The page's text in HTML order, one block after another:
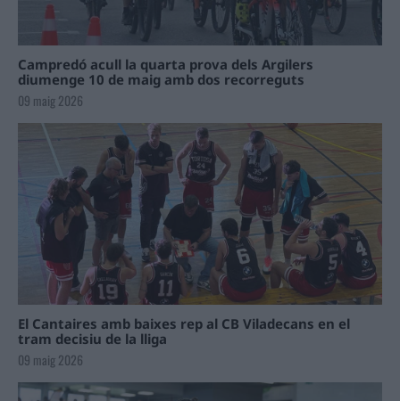
Campredó acull la quarta prova dels Argilers
diumenge 10 de maig amb dos recorreguts
09 maig 2026
El Cantaires amb baixes rep al CB Viladecans en el
tram decisiu de la lliga
09 maig 2026